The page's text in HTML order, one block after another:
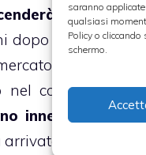
saranno
qualsiasi
Policy o
schermo.
sotto
la notizia
considera
nel corso della
innescate a
arrivato nel corso